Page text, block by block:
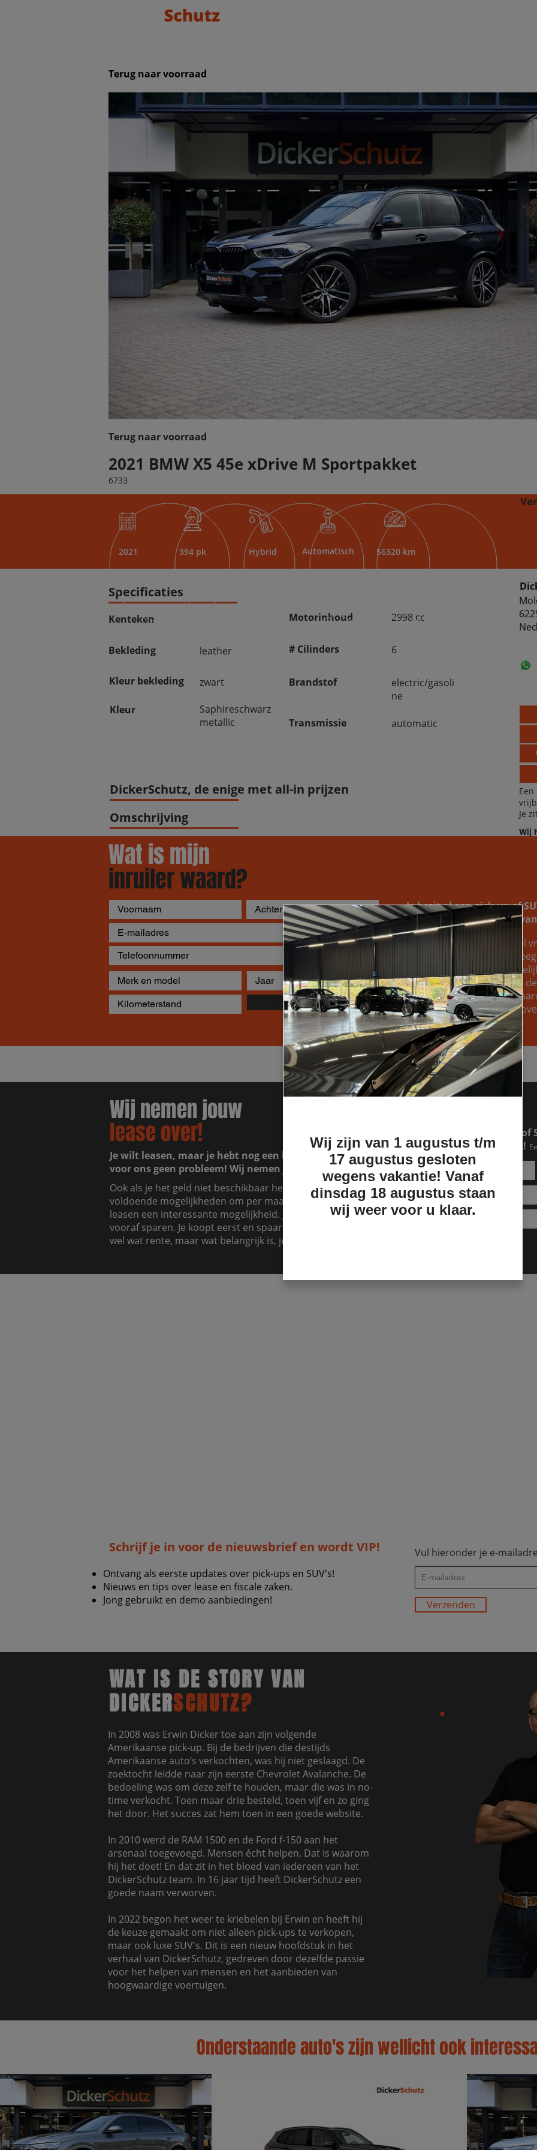
Terug naar voorraad
Terug naar voorraad
2021 BMW X5 45e xDrive M Sportpakket
Specificaties
Kenteken
Bekleding
Kleur bekleding
Kleur
leather
zwart
Motorinhoud
# Cilinders
Brandstof
Transmissie
2998 cc
6
electric/gasoli
ne
automatic
Saphireschwarz
metallic
DickerSchutz, de enige met all-in prijzen
2021 394 pk Hybrid Automatisch 56320 km
Je
Wij
6733
Omschrijving
Wat is mijn
inruiler waard?
Verzenden
Je bezit al een pick-up of
naar de inruilwaarde
Je kunt bij ons altijd geheel
opvragen. Wellicht
gewoon weten welke
van je huidige wagen. Wat
om te ontdekken welke
voertuig, zodat je een
Specificaties
Wij nemen jouw
lease over!
Je wilt leasen, maar je hebt nog een lease lopen. Dat is
voor ons geen probleem! Wij nemen jouw lease over.
Ook als je het geld niet beschikbaar hebt, maar je hebt
voldoende mogelijkheden om per maand te betalen, dan is
leasen een interessante mogelijkheid. Je kunt het zien als
vooraf sparen. Je koopt eerst en spaart er dan voor. Dat kost
wel wat rente, maar wat belangrijk is, je kunt nu al genieten!
Een RAM of Ford pick-up
makkelijker dan je denkt!
Schrijf je in voor de nieuwsbrief en wordt VIP!
Ontvang als eerste updates over pick-ups en SUV's!
Nieuws en tips over lease en fiscale zaken.
Jong gebruikt en demo aanbiedingen!
Vul hieronder je e-
Verzenden
In 2008 was Erwin Dicker toe aan zijn volgende
Amerikaanse pick-up. Bij de bedrijven die destijds
Amerikaanse auto’s verkochten, was hij niet geslaagd. De
zoektocht leidde naar zijn eerste Chevrolet Avalanche. De
bedoeling was om deze zelf te houden, maar die was in no-
time verkocht. Toen maar drie besteld, toen vijf en zo ging
het door. Het succes zat hem toen in een goede website.
In 2010 werd de RAM 1500 en de Ford f-150 aan het
arsenaal toegevoegd. Mensen écht helpen. Dat is waarom
hij het doet! En dat zit in het bloed van iedereen van het
DickerSchutz team. In 16 jaar tijd heeft DickerSchutz een
goede naam verworven.
In 2022 begon het weer te kriebelen bij Erwin en heeft hij
de keuze gemaakt om niet alleen pick-ups te verkopen,
maar ook luxe SUV's. Dit is een nieuw hoofdstuk in het
verhaal van DickerSchutz, gedreven door dezelfde passie
voor het helpen van mensen en het aanbieden van
hoogwaardige voertuigen.
WAT IS DE STORY VAN
DICKERSCHUTZ?
Onderstaande auto's zijn wellicht ook
Wij zijn van 1 augustus t/m
17 augustus gesloten
wegens vakantie! Vanaf
dinsdag 18 augustus staan
wij weer voor u klaar.